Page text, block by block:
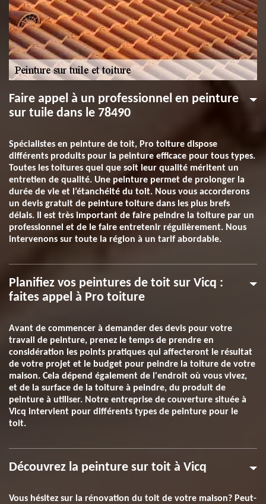
Faire appel à un professionnel en peinture
sur tuile dans le 78490
Spécialistes en peinture de toit, Pro toiture dispose
différents produits pour la peinture efficace pour tous types.
Toutes les toitures quel que soit leur qualité méritent un
entretien de qualité. Une peinture permet de prolonger la
durée de vie et l’étanchéité du toit. Nous vous accorderons
un devis gratuit de peinture toiture dans les plus brefs
délais. Il est très important de faire peindre la toiture par un
professionnel et de le faire entretenir régulièrement. Nous
intervenons sur toute la région à un tarif abordable.
Planifiez vos peintures de toit sur Vicq :
faites appel à Pro toiture
Avant de commencer à demander des devis pour votre
travail de peinture, prenez le temps de prendre en
considération les points pratiques qui affecteront le résultat
de votre projet et le budget pour peindre la toiture de votre
maison. Cela dépend également de l'endroit où vous vivez,
et de la surface de la toiture à peindre, du produit de
peinture à utiliser. Notre entreprise de couverture située à
Vicq intervient pour différents types de peinture pour le
toit.
Découvrez la peinture sur toit à Vicq
Vous hésitez sur la rénovation du toit de votre maison? Peut-